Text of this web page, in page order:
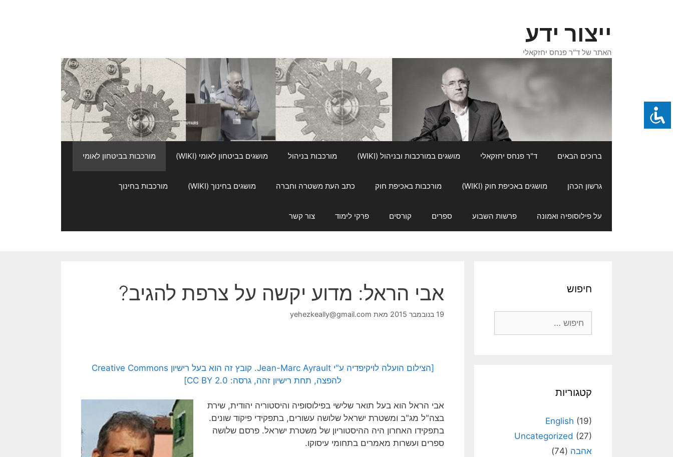
ייצור ידע
האתר של ד"ר פנחס יחזקאלי
ברוכים הבאים ד"ר פנחס יחזקאלי מושגים במורכבות ובניהול (WIKI) מורכבות בניהול מושגים בביטחון לאומי (WIKI) מורכבות בביטחון לאומי
גרשון הכהן מושגים באכיפת חוק (WIKI) מורכבות באכיפת חוק כתב העת משטרה וחברה מושגים בחינוך (WIKI) מורכבות בחינוך
על פילוסופיה ואמונה פרשות השבוע ספרים קורסים פרקי לימוד צור קשר
אבי הראל: מדוע יקשה על צרפת להגיב?
19 בנובמבר 2015 מאת yehezkeally@gmail.com
[הצילום הועלה לויקיפדיה ע"י Jean-Marc Ayrault. קובץ זה הוא בעל רישיון Creative Commons
להפצה, תחת רישיון זהה, גרסה: CC BY 2.0]
אבי הראל הוא בעל תואר שלישי בפילוסופיה והיסטוריה יהודית, שירת
בצה"ל מג"ב ומשטרת ישראל שלושה עשורים, בתפקידי פיקוד שונים.
בתפקידו האחרון היה ההיסטוריון של משטרת ישראל. פרסם שלושה
ספרים ועשרות מאמרים בתחומי עיסוקו.
חיפוש
קטגוריות
English (19)
Uncategorized (27)
אהבה (74)